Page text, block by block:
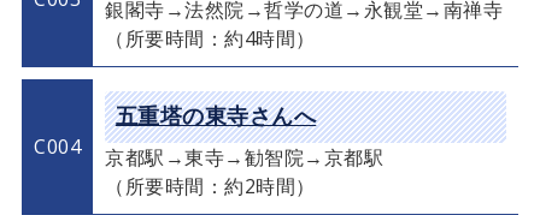
銀閣寺→法然院→哲学の道→永観堂→南禅寺
（所要時間：約4時間）
C004
五重塔の東寺さんへ
京都駅→東寺→勧智院→京都駅
（所要時間：約2時間）